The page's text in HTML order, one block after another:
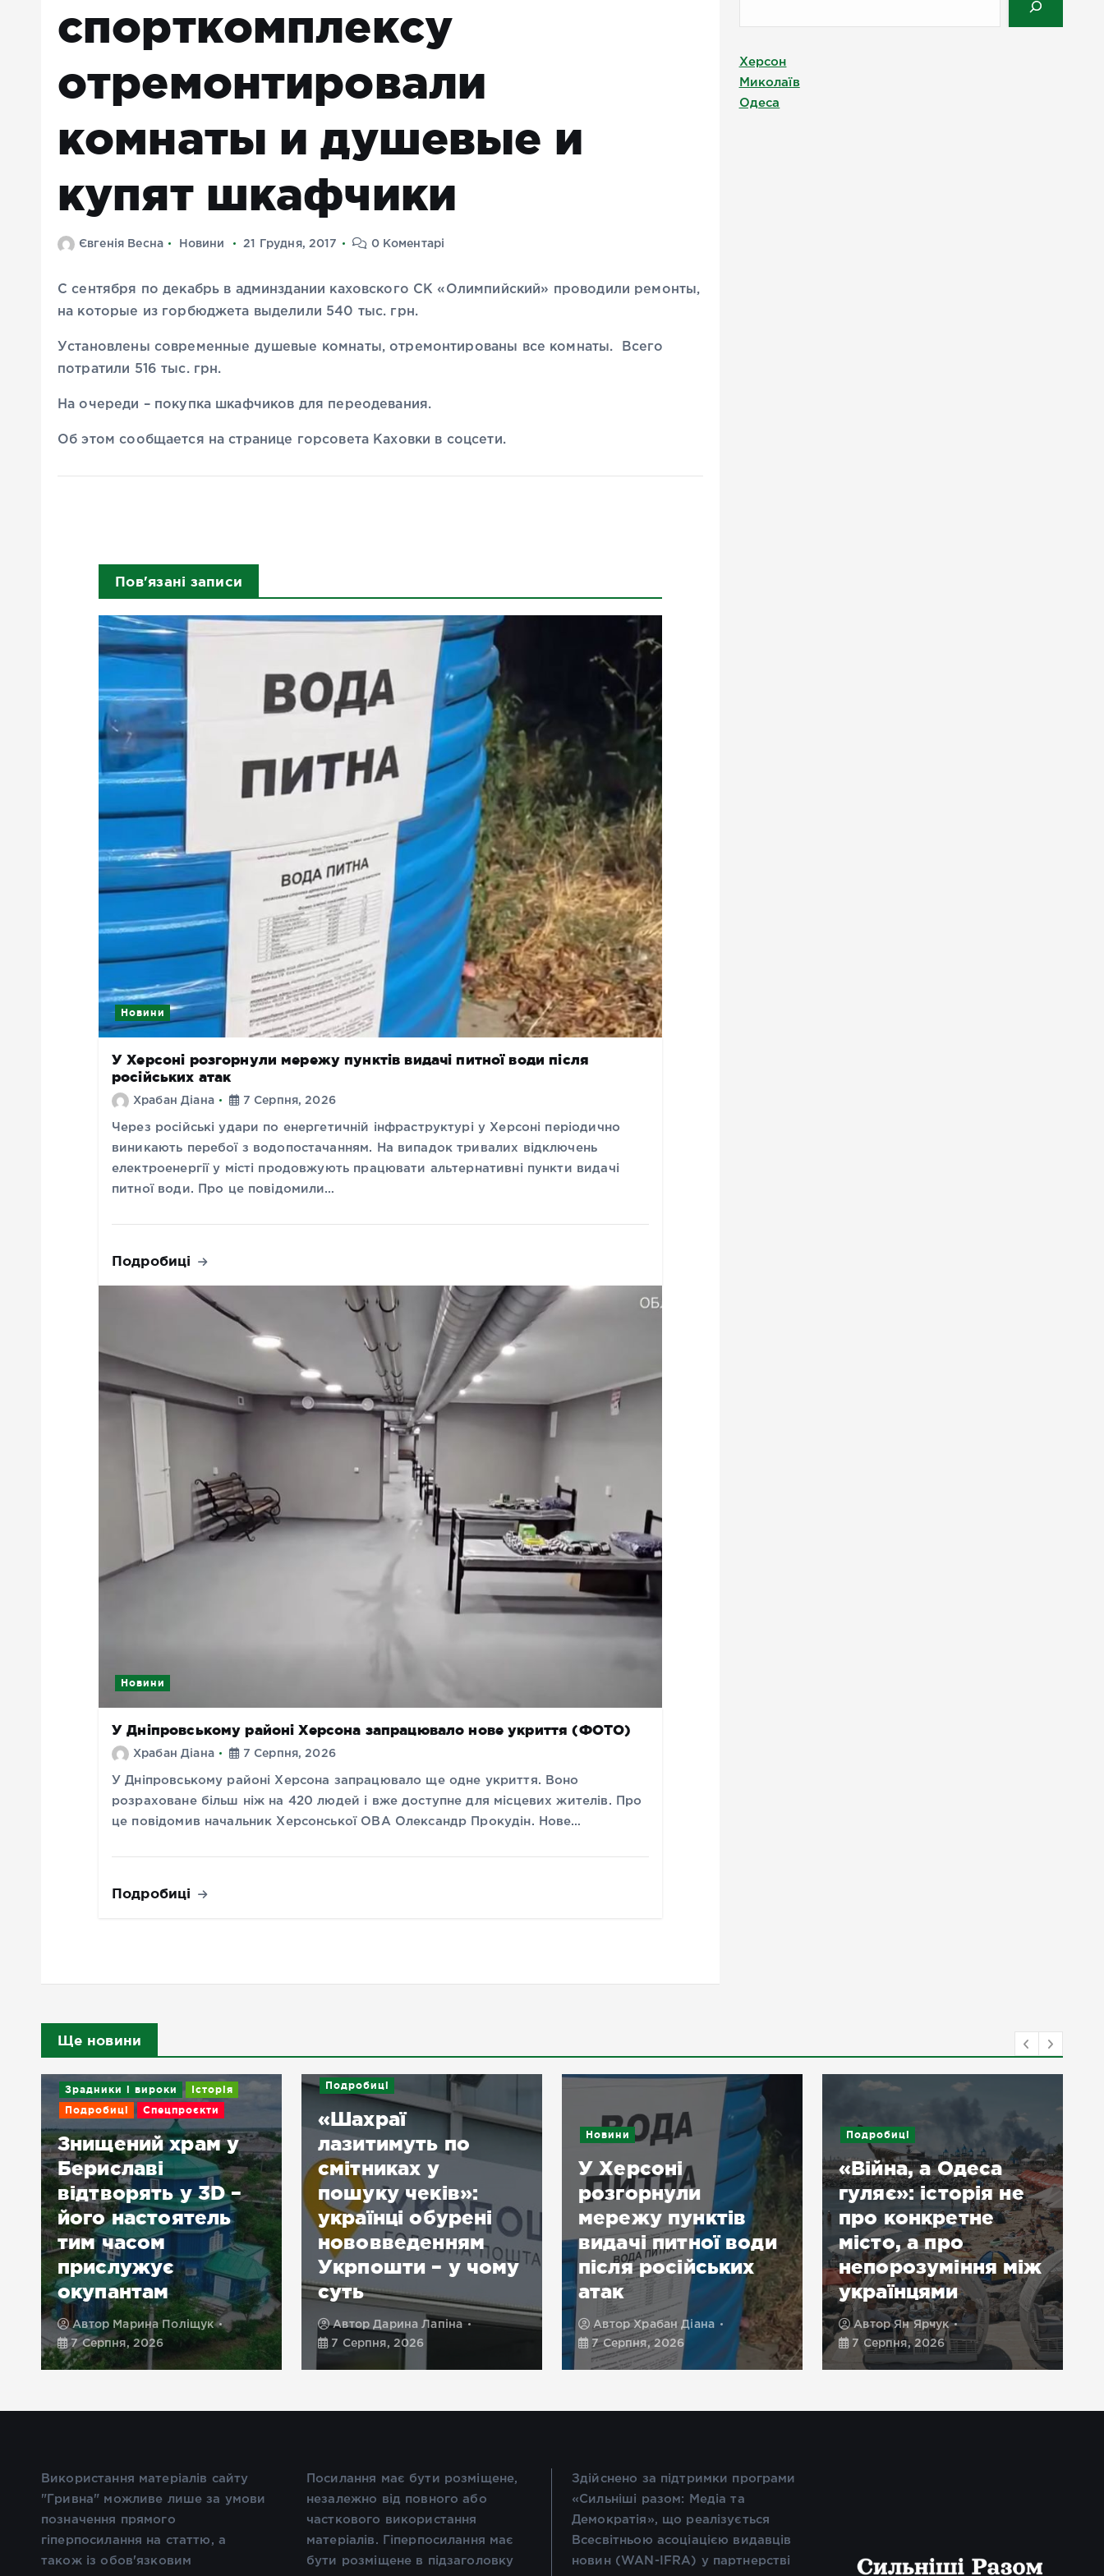
спорткомплексу
отремонтировали
комнаты и душевые и
купят шкафчики
Євгенія Весна Новини 21 Грудня, 2017 0 Коментарі
С сентября по декабрь в админздании каховского СК «Олимпийский» проводили ремонты,
на которые из горбюджета выделили 540 тыс. грн.
Установлены современные душевые комнаты, отремонтированы все комнаты. Всего
потратили 516 тыс. грн.
На очереди – покупка шкафчиков для переодевания.
Об этом сообщается на странице горсовета Каховки в соцсети.
Пов'язані записи
Новини
У Херсоні розгорнули мережу пунктів видачі питної води після
російських атак
Храбан Діана 7 Серпня, 2026
Через російські удари по енергетичній інфраструктурі у Херсоні періодично
виникають перебої з водопостачанням. На випадок тривалих відключень
електроенергії у місті продовжують працювати альтернативні пункти видачі
питної води. Про це повідомили…
Подробиці
Новини
У Дніпровському районі Херсона запрацювало нове укриття (ФОТО)
Храбан Діана 7 Серпня, 2026
У Дніпровському районі Херсона запрацювало ще одне укриття. Воно
розраховане більш ніж на 420 людей і вже доступне для місцевих жителів. Про
це повідомив начальник Херсонської ОВА Олександр Прокудін. Нове…
Подробиці
Херсон
Миколаїв
Одеса
Ще новини
Зрадники і вироки
Історія
Подробиці
Спецпроєкти
Знищений храм у
Бериславі
відтворять у 3D –
його настоятель
тим часом
прислужує
окупантам
Автор Марина Поліщук
7 Серпня, 2026
Подробиці
«Шахраї
лазитимуть по
смітниках у
пошуку чеків»:
українці обурені
нововведенням
Укрпошти – у чому
суть
АвторДарина Лапіна
7 Серпня, 2026
Новини
У Херсоні
розгорнули
мережу пунктів
видачі питної води
після російських
атак
АвторХрабан Діана
7 Серпня, 2026
Подробиці
«Війна, а Одеса
гуляє»: історія не
про конкретне
місто, а про
непорозуміння між
українцями
АвторЯн Ярчук
7 Серпня, 2026
Використання матеріалів сайту
"Гривна" можливе лише за умови
позначення прямого
гіперпосилання на статтю, а
також із обов'язковим
Посилання має бути розміщене,
незалежно від повного або
часткового використання
матеріалів. Гіперпосилання має
бути розміщене в підзаголовку
Здійснено за підтримки програми
«Сильніші разом: Медіа та
Демократія», що реалізується
Всесвітньою асоціацією видавців
новин (WAN-IFRA) у партнерстві